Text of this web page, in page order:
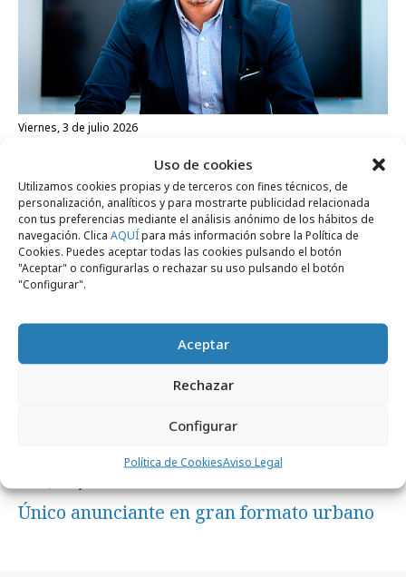
Uso de cookies
Utilizamos cookies propias y de terceros con fines técnicos, de
personalización, analíticos y para mostrarte publicidad relacionada
con tus preferencias mediante el análisis anónimo de los hábitos de
navegación. Clica AQUÍpara más información sobre la Política de
Cookies. Puedes aceptar todas las cookies pulsando el botón
"Aceptar" o configurarlas o rechazar su uso pulsando el botón
"Configurar".
Aceptar
Rechazar
Configurar
Política de CookiesAviso Legal
viernes, 3 de julio 2026
DOOH Gran Formato, la diferencia entre
ver y mirar
Empresas y Negocios
Único anunciante en gran formato urbano